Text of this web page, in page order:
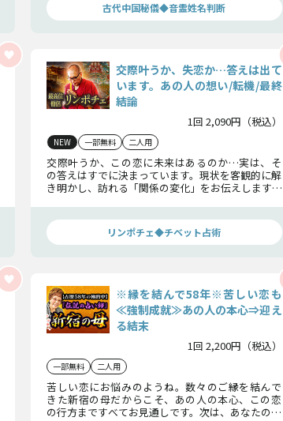
古代中国秘儀◆音霊姓名判断
交際叶うか、失恋か…答えは出て
います。あの人の想い/転機/最終
結論
1回 2,090円（税込）
NEW 一部無料 二人用
交際叶うか、この恋に未来はあるのか…実は、そ
の答えはすでに決まっています。現状を客観的に解
き明かし、訪れる「関係の変化」をお伝えします。
リンポチェ◆チベット占術
※縁を結んで58年※苦しい恋も
≪強制成就≫あの人の本心⇒迎え
る結末
1回 2,200円（税込）
一部無料 二人用
苦しい恋にお悩みのようね。数々のご縁を結んで
きた新宿の母だからこそ、あの人の本心、この恋
の行方まですべてお見通しです。次は、あなたの恋